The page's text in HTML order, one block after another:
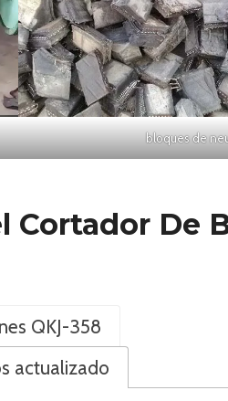
bloques de
Cortador De
QKJ-358
actualizado